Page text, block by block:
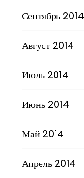
Сентябрь 2014
Август 2014
Июль 2014
Июнь 2014
Май 2014
Апрель 2014